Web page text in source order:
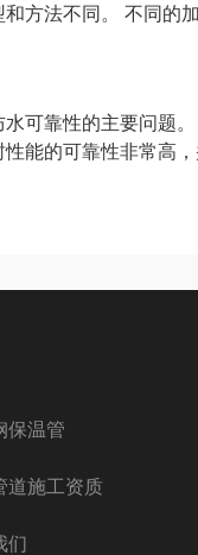
方法不同。 不同的
靠性的主要问题。
能的可靠性非常高
保温管
道施工资质
们